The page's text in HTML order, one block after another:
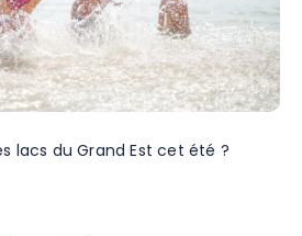
lacs du Grand Est cet été ?